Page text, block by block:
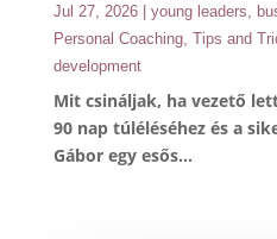
Jul 27, 2026| young leaders,
Personal Coaching, Tips and
development
Mit csináljak, ha vezető
90 nap túléléséhez és a
Gábor egy esős...